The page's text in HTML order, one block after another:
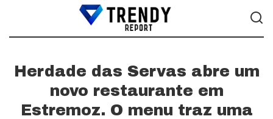
Herdade das Servas abre um
novo restaurante em
Estremoz. O menu traz uma